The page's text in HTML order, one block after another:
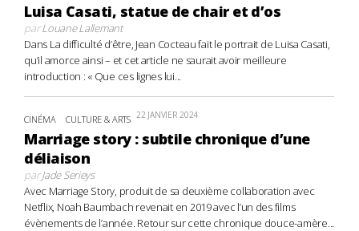
Luisa Casati, statue de chair et d’os
parLouane Lallemant
Dans La difficulté d’être, Jean Cocteau fait le portrait de Luisa Casati,
qu’il amorce ainsi – et cet article ne saurait avoir meilleure
introduction : « Que ces lignes lui...
CINÉMA CULTURE & ARTS 22 JANVIER 2024
Marriage story : subtile chronique d’une
déliaison
parJade Serieys
Avec Marriage Story, produit de sa deuxième collaboration avec
Netflix, Noah Baumbach revenait en 2019 avec l’un des films
évènements de l’année. Retour sur cette chronique douce-amère...